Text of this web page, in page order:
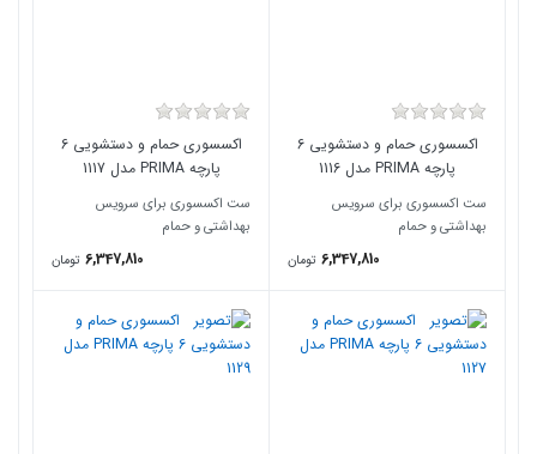
اکسسوری حمام و دستشویی 6
پارچه PRIMA مدل 1116
ست اکسسوری برای سرویس
بهداشتی و حمام
6,347,810 تومان
اکسسوری حمام و دستشویی 6
پارچه PRIMA مدل 1117
ست اکسسوری برای سرویس
بهداشتی و حمام
6,347,810 تومان